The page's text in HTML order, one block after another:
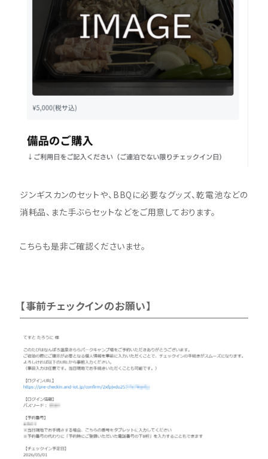
ジンギスカンのセットや、BBQに必要なグッズ、乾電池などの
消耗品、また手ぶらセットなどをご用意しております。
こちらも是非ご確認くださいませ。
【事前チェックインのお願い】